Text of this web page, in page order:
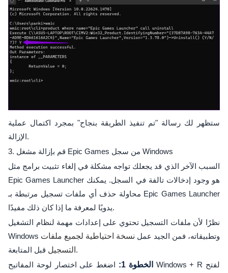
ستظهر لك رسالة "تم تنفيذ الطريقة بنجاح" بمجرد اكتمال عملية
الإزالة.
3. قم بإزالة مشغل Epic Games من سجل Windows
السبب الآخر الذي قد يجعلك تواجه مشكلة في إلغاء تثبيت برامج مثل
Epic Games Launcher هو وجود إدخالات تالفة في السجل. يمكنك
محاولة حذف أي ملفات تسجيل مرتبطة بـ Epic Games Launcher
يدويًا لمعرفة ما إذا كان ذلك مفيدًا.
نظرًا لأن ملفات التسجيل تحتوي على إعدادات مهمة لنظام التشغيل
Windows وتطبيقاته، فمن الجيد عمل نسخة احتياطية لجميع ملفات
التسجيل قبل المتابعة.
الخطوة 1:
اضغط على اختصار لوحة المفاتيح Windows + R لفتح